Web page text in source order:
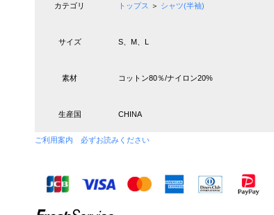
カテゴリ トップス ＞ シャツ(半袖)
サイズ S、M、L
素材 コットン80％/ナイロン20%
生産国 CHINA
ご利用案内 必ずお読みください